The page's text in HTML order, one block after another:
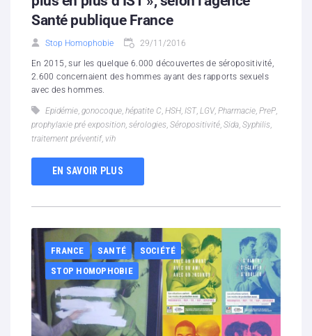
Santé publique France
Stop Homophobie 29/11/2016
En 2015, sur les quelque 6.000 découvertes de séropositivité,
2.600 concernaient des hommes ayant des rapports sexuels
avec des hommes.
Epidémie gonocoque hépatite C HSH IST, LGV, Pharmacie PreP
prophylaxie pré exposition sérologies Séropositivité Sida Syphilis
traitement préventif, vih
EN SAVOIR PLUS
FRANCE SANTÉ
SOCIÉTÉ
STOP HOMOPHOBIE